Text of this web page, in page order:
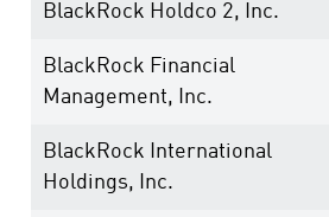
BlackRock Holdco 2, Inc.
BlackRock Financial
Management, Inc.
BlackRock International
Holdings, Inc.